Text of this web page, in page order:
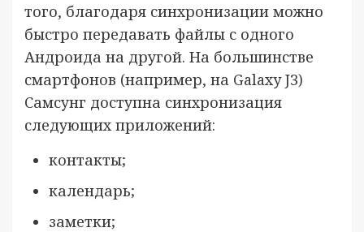
того, благодаря синхронизации можно
быстро передавать файлы с одного
Андроида на другой. На большинстве
смартфонов (например, на Galaxy J3)
Самсунг доступна синхронизация
следующих приложений:
контакты;
календарь;
заметки;